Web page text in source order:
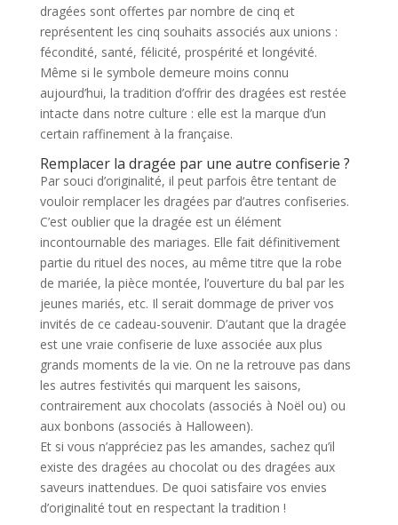
dragées sont offertes par nombre de cinq et
représentent les cinq souhaits associés aux unions :
fécondité, santé, félicité, prospérité et longévité.
Même si le symbole demeure moins connu
aujourd’hui, la tradition d’offrir des dragées est restée
intacte dans notre culture : elle est la marque d’un
certain raffinement à la française.
Remplacer la dragée par une autre confiserie ?
Par souci d’originalité, il peut parfois être tentant de
vouloir remplacer les dragées par d’autres confiseries.
C’est oublier que la dragée est un élément
incontournable des mariages. Elle fait définitivement
partie du rituel des noces, au même titre que la robe
de mariée, la pièce montée, l’ouverture du bal par les
jeunes mariés, etc. Il serait dommage de priver vos
invités de ce cadeau-souvenir. D’autant que la dragée
est une vraie confiserie de luxe associée aux plus
grands moments de la vie. On ne la retrouve pas dans
les autres festivités qui marquent les saisons,
contrairement aux chocolats (associés à Noël ou) ou
aux bonbons (associés à Halloween).
Et si vous n’appréciez pas les amandes, sachez qu’il
existe des dragées au chocolat ou des dragées aux
saveurs inattendues. De quoi satisfaire vos envies
d’originalité tout en respectant la tradition !